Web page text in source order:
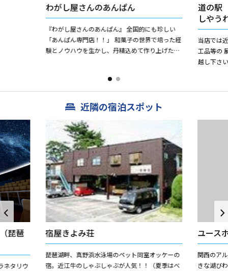
わがし屋さんのあんぱん
『わがし屋さんのあんぱん』 全国的にも珍しい
「あんぱん専門店！！」 和菓子の世界で培った経
験とノウハウを生かし、丹精込めて作り上げたあ
道の駅
しやう
当店では
工品等の
越し下さ
近隣の宿泊スポット
琵琶
ネタリウ
宿屋きよみ荘
琵琶湖畔、真野浜水泳場のペット同室オッケーの
宿。近江牛のしゃぶしゃぶが人気！！（夏季はべ
ユース
関西のア
きな湖び